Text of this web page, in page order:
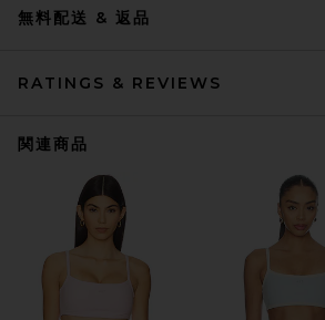
無料配送 & 返品
RATINGS & REVIEWS
関連商品